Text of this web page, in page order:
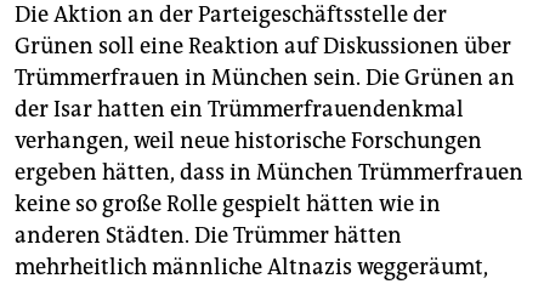
Die Aktion an der Parteigeschäftsstelle der
Grünen soll eine Reaktion auf Diskussionen über
Trümmerfrauen in München sein. Die Grünen an
der Isar hatten ein Trümmerfrauendenkmal
verhangen, weil neue historische Forschungen
ergeben hätten, dass in München Trümmerfrauen
keine so große Rolle gespielt hätten wie in
anderen Städten. Die Trümmer hätten
mehrheitlich männliche Altnazis weggeräumt,